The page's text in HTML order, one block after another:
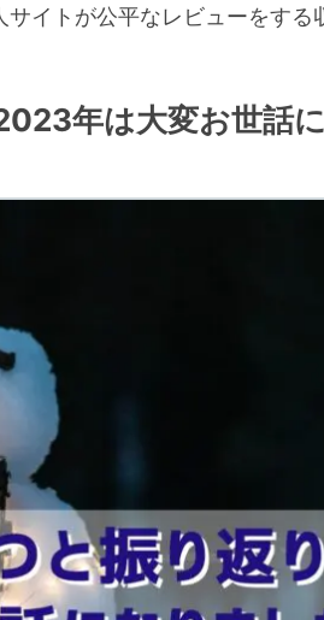
イトが公平なレビューをする
年は大変お世話